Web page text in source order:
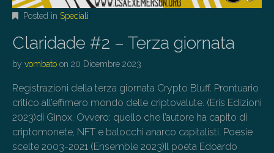
Posted in Speciali
Claridade #2 – Terza giornata
by vombato on 20 Dicembre 2023
Registrazioni della terza giornata Crypto Bluff. Prontuario
critico all’effimero mondo delle criptovalute. (Eris Edizioni
2023)di Ginox. Ovvero: quello che l’autore ha capito di
criptomonete, NFT e balocchi anarco capitalisti. Poesie
scelte 2003-2021 (Ensemble 2023)Il poeta Edoardo